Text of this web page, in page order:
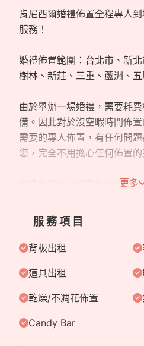
肯尼西爾婚禮佈置全程專人
服務！
婚禮佈置範圍：台北市、新
樹林、新莊、三重、蘆洲、
由於舉辦一場婚禮，需要耗
備。因此對於沒空暇時間佈
需要的專人佈置，有任何問
您，完全不用擔心任何佈置的
同時我們也提供客製化的服
歡迎有任何想法跟我們專人
婚禮。
禮求婚道具、新秘、婚禮攝
的到喔！秉持全程服務的主旨
的誕生緣由^^
更多
服務項目
背板出租
道具出租
乾燥/不凋花佈置
Candy Bar